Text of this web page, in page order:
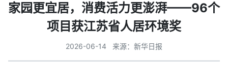
家园更宜居，消费活力更澎湃——96个
项目获江苏省人居环境奖
2026-06-14 来源：新华日报